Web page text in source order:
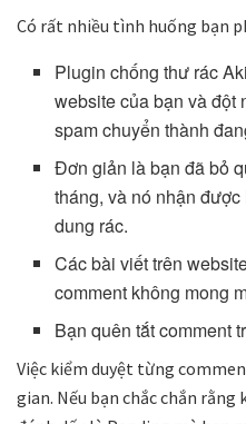
Có rất nhiều tình huống bạn
Plugin chống thư rác
website của bạn và đột
spam chuyển thành
Đơn giản là bạn đã bỏ
tháng, và nó nhận
dung rác.
Các bài viết trên
comment không mong
Bạn quên tắt comment
Việc kiểm duyệt từng
gian. Nếu bạn chắc chắn